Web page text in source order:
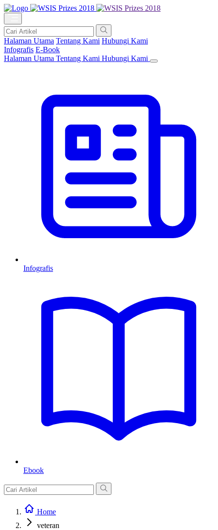
Halaman Utama Tentang Kami Hubungi Kami
Infografis E-Book
Halaman Utama Tentang Kami Hubungi Kami
Infografis
Ebook
Home
veteran